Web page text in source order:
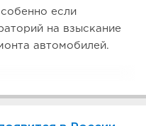
если
на взыскание
автомобилей.